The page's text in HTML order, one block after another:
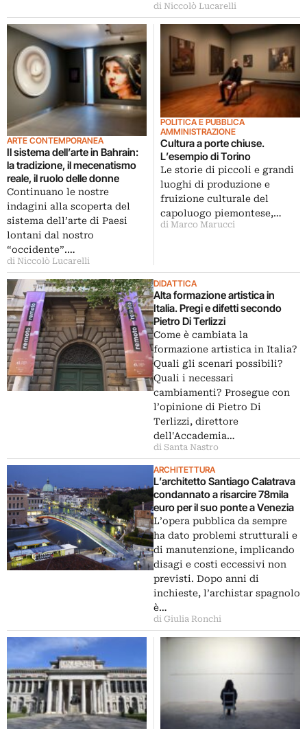
di Niccolò Lucarelli
ARTE CONTEMPORANEA
Il sistema dell’arte in Bahrain:
la tradizione, il mecenatismo
reale, il ruolo delle donne
Continuano le nostre
indagini alla scoperta del
sistema dell’arte di Paesi
lontani dal nostro
“occidente”.…
di Niccolò Lucarelli
POLITICA E PUBBLICA
AMMINISTRAZIONE
Cultura a porte chiuse.
L’esempio di Torino
Le storie di piccoli e grandi
luoghi di produzione e
fruizione culturale del
capoluogo piemontese,…
di Marco Marucci
DIDATTICA
Alta formazione artistica in
Italia. Pregi e difetti secondo
Pietro Di Terlizzi
Come è cambiata la
formazione artistica in Italia?
Quali gli scenari possibili?
Quali i necessari
cambiamenti? Prosegue con
l’opinione di Pietro Di
Terlizzi, direttore
dell'Accademia…
di Santa Nastro
ARCHITETTURA
L’architetto Santiago Calatrava
condannato a risarcire 78mila
euro per il suo ponte a Venezia
L’opera pubblica da sempre
ha dato problemi strutturali e
di manutenzione, implicando
disagi e costi eccessivi non
previsti. Dopo anni di
inchieste, l’archistar spagnolo
è…
di Giulia Ronchi